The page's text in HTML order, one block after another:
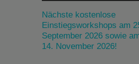
Nächste kostenlose
Einstiegsworkshops am
September 2026 sowie
14. November 2026!